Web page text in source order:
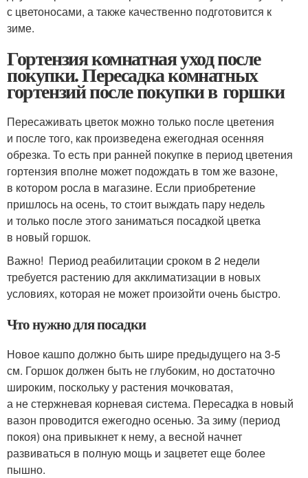
с цветоносами, а также качественно подготовится к
зиме.
Гортензия комнатная уход после
покупки. Пересадка комнатных
гортензий после покупки в горшки
Пересаживать цветок можно только после цветения
и после того, как произведена ежегодная осенняя
обрезка. То есть при ранней покупке в период цветения
гортензия вполне может подождать в том же вазоне,
в котором росла в магазине. Если приобретение
пришлось на осень, то стоит выждать пару недель
и только после этого заниматься посадкой цветка
в новый горшок.
Важно! Период реабилитации сроком в 2 недели
требуется растению для акклиматизации в новых
условиях, которая не может произойти очень быстро.
Что нужно для посадки
Новое кашпо должно быть шире предыдущего на 3-5
см. Горшок должен быть не глубоким, но достаточно
широким, поскольку у растения мочковатая,
а не стержневая корневая система. Пересадка в новый
вазон проводится ежегодно осенью. За зиму (период
покоя) она привыкнет к нему, а весной начнет
развиваться в полную мощь и зацветет еще более
пышно.